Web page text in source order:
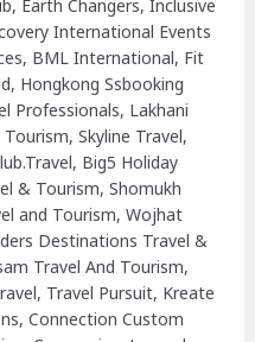
Earth Changers, Inclusive
International Events
BML International, Fit
Hongkong Ssbooking
Professionals, Lakhani
Skyline Travel,
Big5 Holiday
& Tourism, Shomukh
and Tourism, Wojhat
Destinations Travel &
Travel And Tourism,
Travel Pursuit, Kreate
Connection Custom